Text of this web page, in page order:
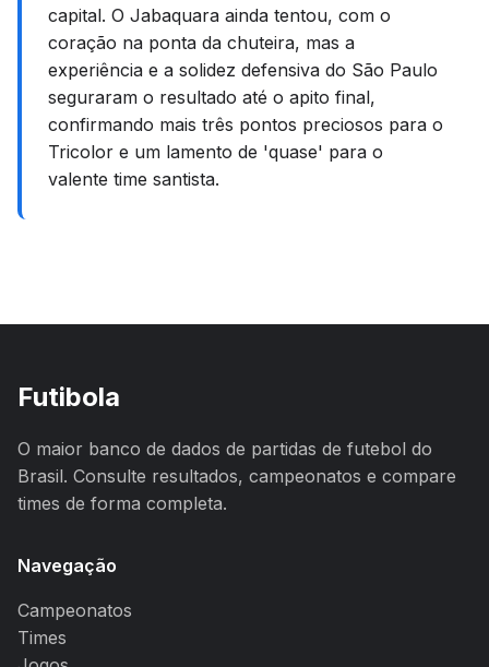
capital. O Jabaquara ainda tentou, com o
coração na ponta da chuteira, mas a
experiência e a solidez defensiva do São Paulo
seguraram o resultado até o apito final,
confirmando mais três pontos preciosos para o
Tricolor e um lamento de 'quase' para o
valente time santista.
Futibola
O maior banco de dados de partidas de futebol do
Brasil. Consulte resultados, campeonatos e compare
times de forma completa.
Navegação
Campeonatos
Times